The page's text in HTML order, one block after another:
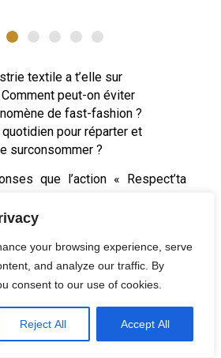
your browsing experience, serve
and analyze our traffic. By
consent to our use of cookies.
Reject All Accept All
textile a t’elle sur
Comment peut-on éviter
de fast-fashion ?
pour réparter et
surconsommer ?
que l’action « Respect’ta
un programme sur l’
à la Maison de Quartier
des expositions et une
maison.